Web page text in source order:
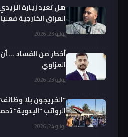
هل تعيد زيارة
العراق الخارجية
يوليو 23, 2026
أخطر من الفساد … أن
العزاوي
يوليو 23, 2026
“الخريجون بلا
الرواتب “اليدوية”
يوليو 24, 2026